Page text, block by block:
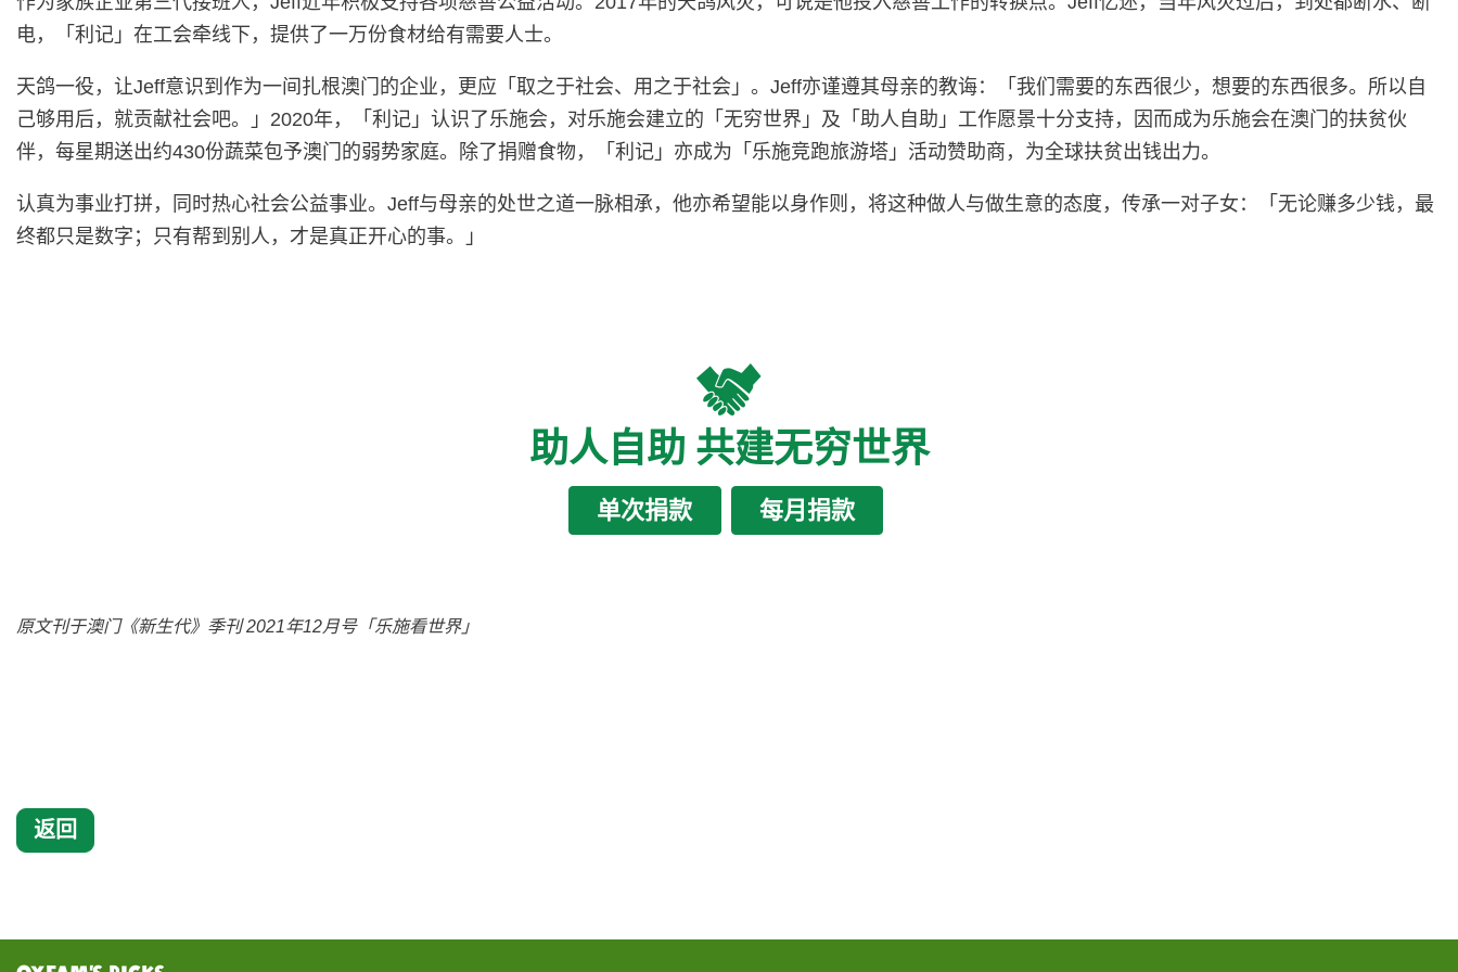
电，「利记」在工会牵线下，提供了一万份食材给有需要人士。
天鸽一役，让Jeff意识到作为一间扎根澳门的企业，更应「取之于社会、用之于社会」。Jeff亦谨遵其母亲的教诲：「我们需要的东西很少，想要的东西很多。所以自
己够用后，就贡献社会吧。」2020年，「利记」认识了乐施会，对乐施会建立的「无穷世界」及「助人自助」工作愿景十分支持，因而成为乐施会在澳门的扶贫伙
伴，每星期送出约430份蔬菜包予澳门的弱势家庭。除了捐赠食物，「利记」亦成为「乐施竞跑旅游塔」活动赞助商，为全球扶贫出钱出力。
认真为事业打拼，同时热心社会公益事业。Jeff与母亲的处世之道一脉相承，他亦希望能以身作则，将这种做人与做生意的态度，传承一对子女：「无论赚多少钱，最
终都只是数字；只有帮到别人，才是真正开心的事。」
助人自助 共建无穷世界
单次捐款 每月捐款
原文刊于澳门《新生代》季刊 2021年12月号「乐施看世界」
返回